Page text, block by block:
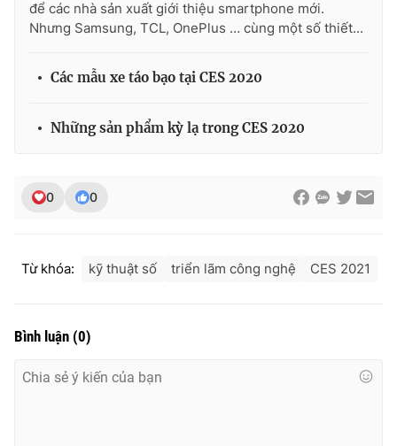
để các nhà sản xuất giới thiệu smartphone mới.
Nhưng Samsung, TCL, OnePlus … cùng một số thiết...
Các mẫu xe táo bạo tại CES 2020
Những sản phẩm kỳ lạ trong CES 2020
0 0
Từ khóa: kỹ thuật số triển lãm công nghệ CES 2021
Bình luận (0)